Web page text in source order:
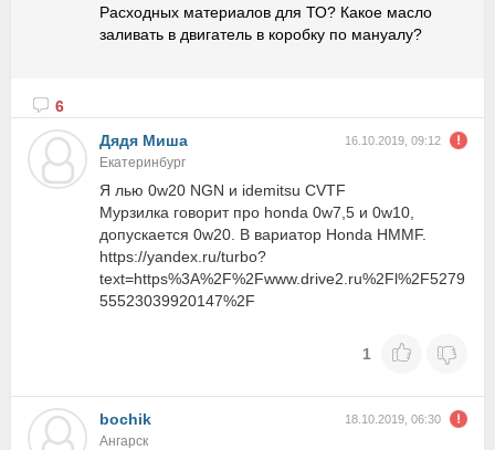
Расходных материалов для ТО? Какое масло
заливать в двигатель в коробку по мануалу?
6
Дядя Mиша
16.10.2019, 09:12
Екатеринбург
Я лью 0w20 NGN и idemitsu CVTF
Мурзилка говорит про honda 0w7,5 и 0w10,
допускается 0w20. В вариатор Honda HMMF.
https://yandex.ru/turbo?
text=https%3A%2F%2Fwww.drive2.ru%2Fl%2F5279
55523039920147%2F
1
bochik 18.10.2019, 06:30
Ангарск